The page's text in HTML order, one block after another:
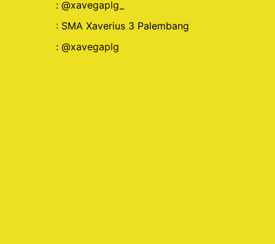
: @xavegaplg_
: SMA Xaverius 3 Palembang
: @xavegaplg